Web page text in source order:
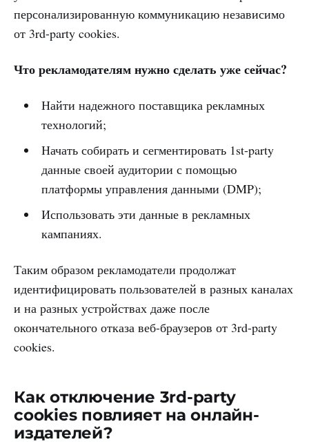
персонализированную коммуникацию независимо
от 3rd-party cookies.
Что рекламодателям нужно сделать уже сейчас?
Найти надежного поставщика рекламных
технологий;
Начать собирать и сегментировать 1st-party
данные своей аудитории с помощью
платформы управления данными (DMP);
Использовать эти данные в рекламных
кампаниях.
Таким образом рекламодатели продолжат
идентифицировать пользователей в разных каналах
и на разных устройствах даже после
окончательного отказа веб-браузеров от 3rd-party
cookies.
Как отключение 3rd-party
cookies повлияет на онлайн-
издателей?